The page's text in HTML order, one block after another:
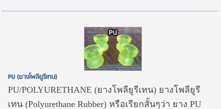
PU (ยางโพลียูรีเทน)
PU/POLYURETHANE (ยางโพลียูรีเทน) ยางโพลียูรี
เทน (Polyurethane Rubber) หรือเรียกสั้นๆว่า ยาง PU